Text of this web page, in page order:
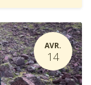
AVR.
14